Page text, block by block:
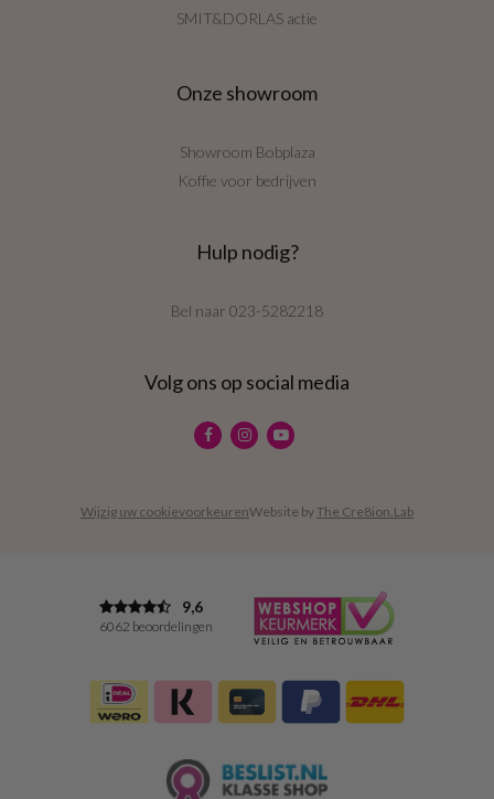
SMIT&DORLAS actie
Onze showroom
Showroom Bobplaza
Koffie voor bedrijven
Hulp nodig?
Bel naar 023-5282218
Volg ons op social media
Wijzig uw cookievoorkeurenWebsite byThe Cre8ion.Lab
9,6
6062 beoordelingen